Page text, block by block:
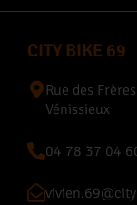
CITY BIKE 69
Rue des
Vénissieux
04 78 37 04